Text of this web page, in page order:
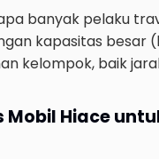
banyak pelaku
kapasitas besar
kelompok, baik
Hiace